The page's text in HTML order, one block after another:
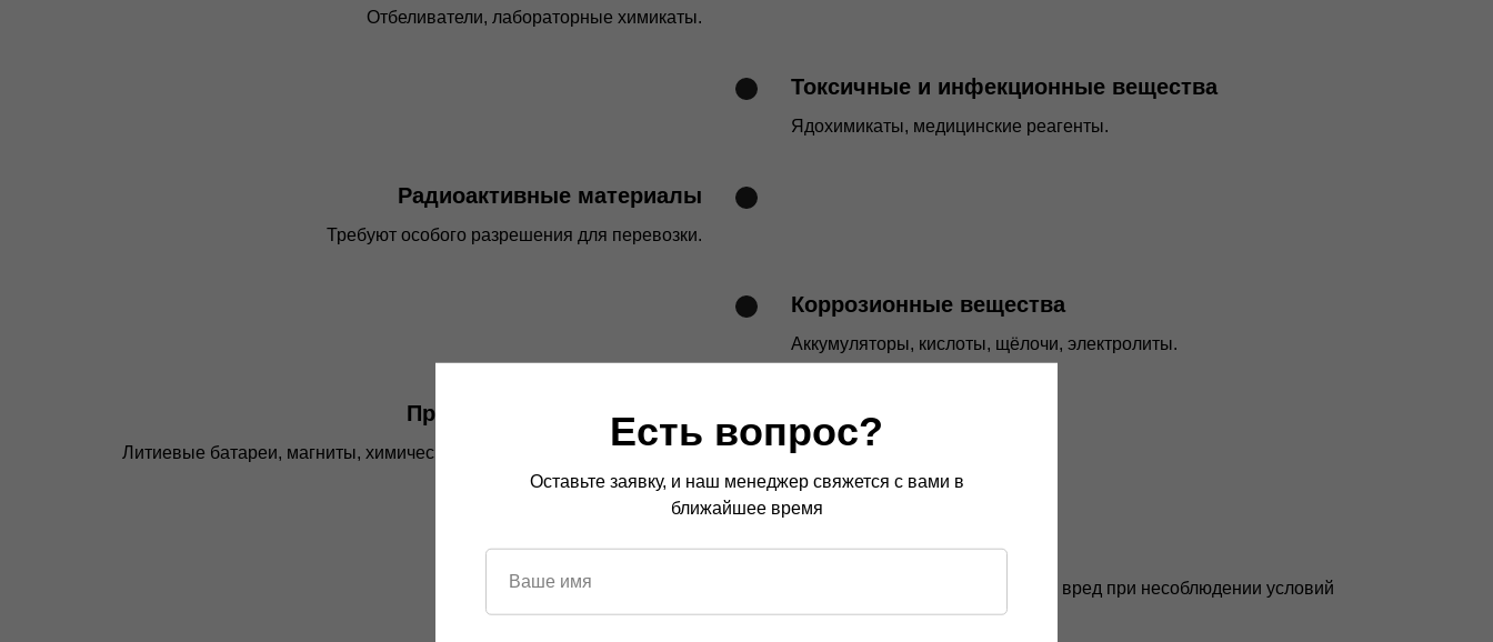
Есть вопрос?
Оставьте заявку, и наш менеджер свяжется с вами в
ближайшее время
Отбеливатели, лабораторные химикаты.
Токсичные и инфекционные вещества
Ядохимикаты, медицинские реагенты.
Радиоактивные материалы
Требуют особого разрешения для перевозки.
Коррозионные вещества
Аккумуляторы, кислоты, щёлочи, электролиты.
Прочие опасные вещества
Литиевые батареи, магниты, химическая продукция с нестабильными
свойствами.
Взрывчатые вещества
Материалы, способные нанести вред при несоблюдении условий
перевозки.